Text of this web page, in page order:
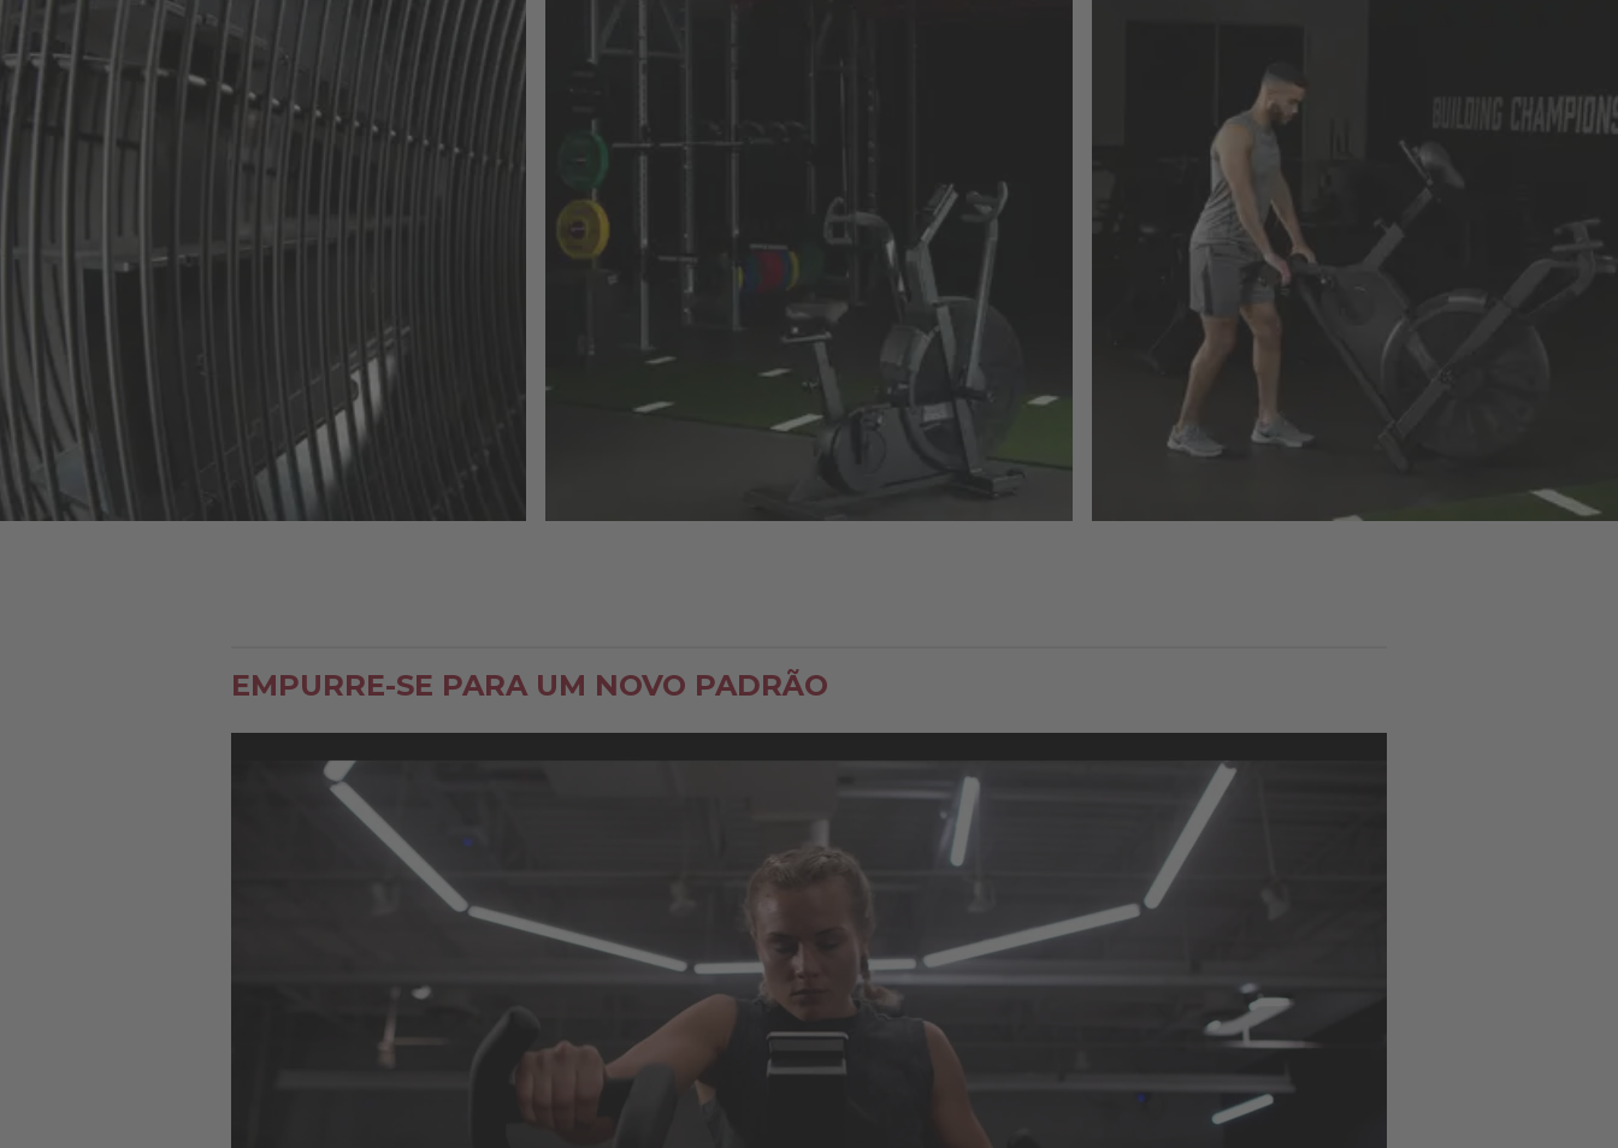
EMPURRE-SE PARA UM NOVO PADRÃO